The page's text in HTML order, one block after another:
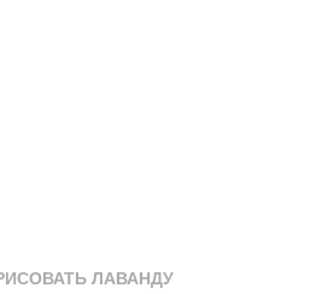
ЛАВАНДУ